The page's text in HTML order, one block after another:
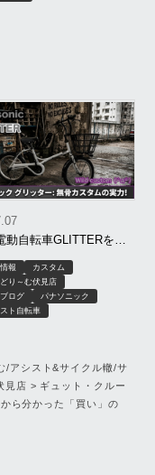
動自転車GLITTERをワ
報
カスタム
り～む伏見店
ログ
パナソニック
ト自転車
/アシスト&サイクル轍/サ
見店 > ギュット・クルー
ら分かった「買い」の